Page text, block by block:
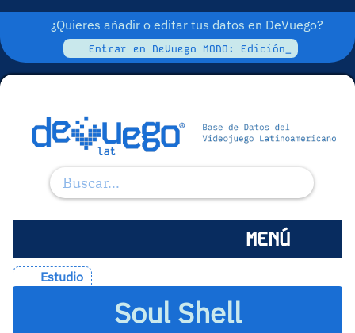
¿Quieres añadir o editar tus datos en DeVuego?
Entrar en DeVuego MODO: Edición_
MENÚ
Estudio
Soul Shell